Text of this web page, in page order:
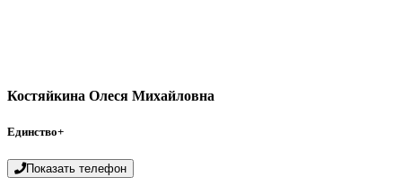
Костяйкина Олеся Михайловна
Единство+
Показать телефон